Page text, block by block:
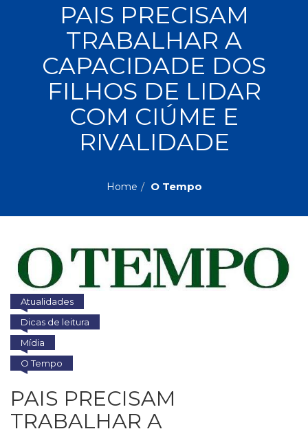
Administração,
Astrologia
(27)
Atualidades,
Política,
Depoimentos,
(104)
Ciências
Sociais
(102)
Cinema
(23)
Comportamento
(418)
Comunicação
Corpo
e
PROMOÇÕES
VENDIDOS
PAIS PRECISAM
TRABALHAR A
CAPACIDADE DOS
FILHOS DE LIDAR
COM CIÚME E
RIVALIDADE
Home O Tempo
Atualidades
Dicas de leitura
Mídia
O Tempo
PAIS PRECISAM
TRABALHAR A